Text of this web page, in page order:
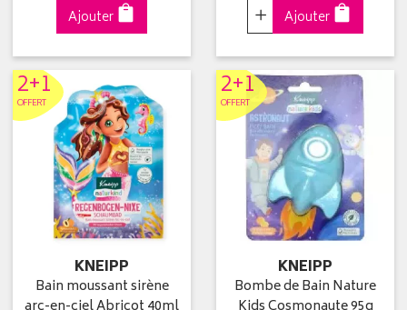
Ajouter Choisir
Ajouter
2+1
OFFERT
KNEIPP
Bain moussant sirène
2+1
OFFERT
KNEIPP
Bombe de Bain Nature